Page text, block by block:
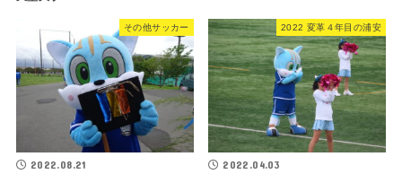
その他サッカー
2022.08.21
2022 変革４年目の浦安
2022.04.03